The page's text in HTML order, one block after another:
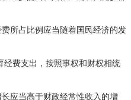
占比例应当随着国民经济的发
费支出，按照事权和财权相统
应当高于财政经常性收入的增